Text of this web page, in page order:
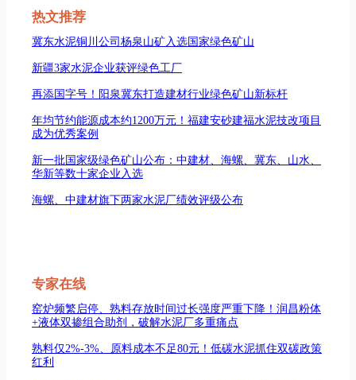
热文推荐
冀东水泥铜川公司杨泉山矿入选国家绿色矿山
新疆3家水泥企业获评绿色工厂
再添国字号！阳泉冀东打造建材行业绿色矿山新标杆
年均节约能源成本约1200万元！福建安砂建福水泥技改项目
成为优秀案例
新一批国家级绿色矿山公布：中建材、海螺、冀东、山水、
华新等数十家企业入选
海螺、中建材旗下两家水泥厂绩效评级公布
专家在线
窑炉频繁启停、熟料存放时间过长强度严重下降！润昌粉体
+液体双掺组合助剂，破解水泥厂多重痛点
熟料仅2%-3%、原料成本不足80元！低碳水泥抓住双碳政策
红利